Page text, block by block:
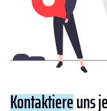
Kontaktiereuns